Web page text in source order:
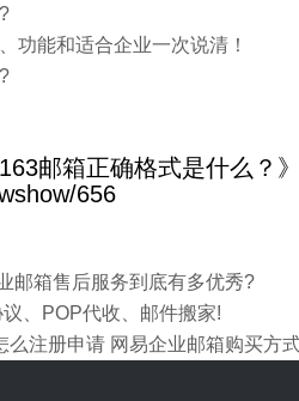
功能和适合企业一次说清！
邮箱正确格式是什么？
656
邮箱售后服务到底有多优秀?
、POP代收、邮件搬家!
么注册申请 网易企业邮箱购买方